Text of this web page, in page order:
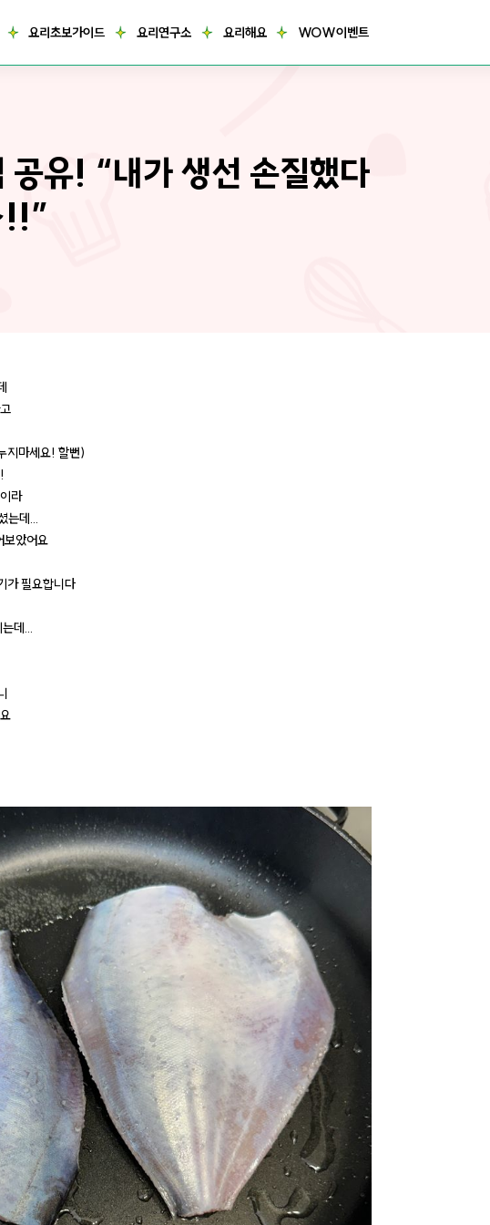
요리초보가이드 요리연구소 요리해요 WOW이벤트
공유! “내가 생선 손질했다
지마세요! 할뻔)
라
는데...
보았어요
가 필요합니다
데...